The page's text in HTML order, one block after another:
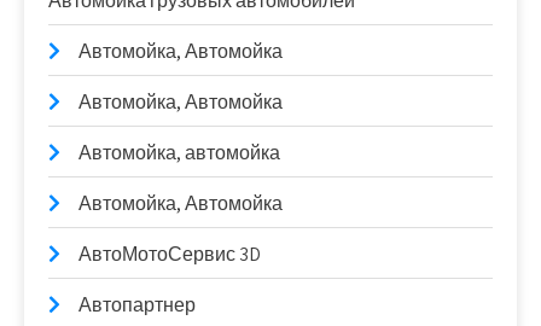
Автомойка, Автомойка
Автомойка, Автомойка
Автомойка, автомойка
Автомойка, Автомойка
АвтоМотоСервис 3D
Автопартнер